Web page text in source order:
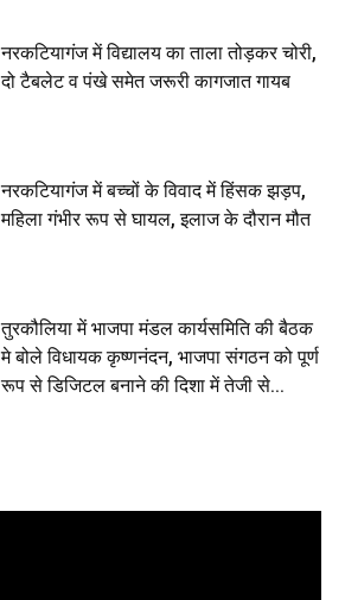
नरकटियागंज में विद्यालय का ताला तोड़कर चोरी,
दो टैबलेट व पंखे समेत जरूरी कागजात गायब
नरकटियागंज में बच्चों के विवाद में हिंसक झड़प,
महिला गंभीर रूप से घायल, इलाज के दौरान मौत
तुरकौलिया में भाजपा मंडल कार्यसमिति की बैठक
मे बोले विधायक कृष्णनंदन, भाजपा संगठन को पूर्ण
रूप से डिजिटल बनाने की दिशा में तेजी से...